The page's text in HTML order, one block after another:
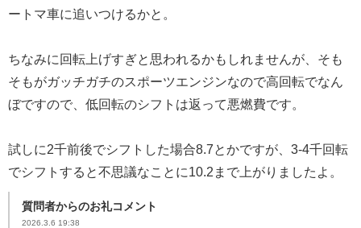
ートマ車に追いつけるかと。
ちなみに回転上げすぎと思われるかもしれませんが、そも
そもがガッチガチのスポーツエンジンなので高回転でなん
ぼですので、低回転のシフトは返って悪燃費です。
試しに2千前後でシフトした場合8.7とかですが、3-4千回転
でシフトすると不思議なことに10.2まで上がりましたよ。
質問者からのお礼コメント
2026.3.6 19:38